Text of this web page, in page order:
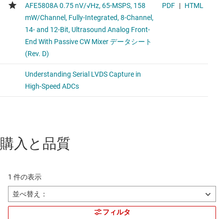
購入と品質